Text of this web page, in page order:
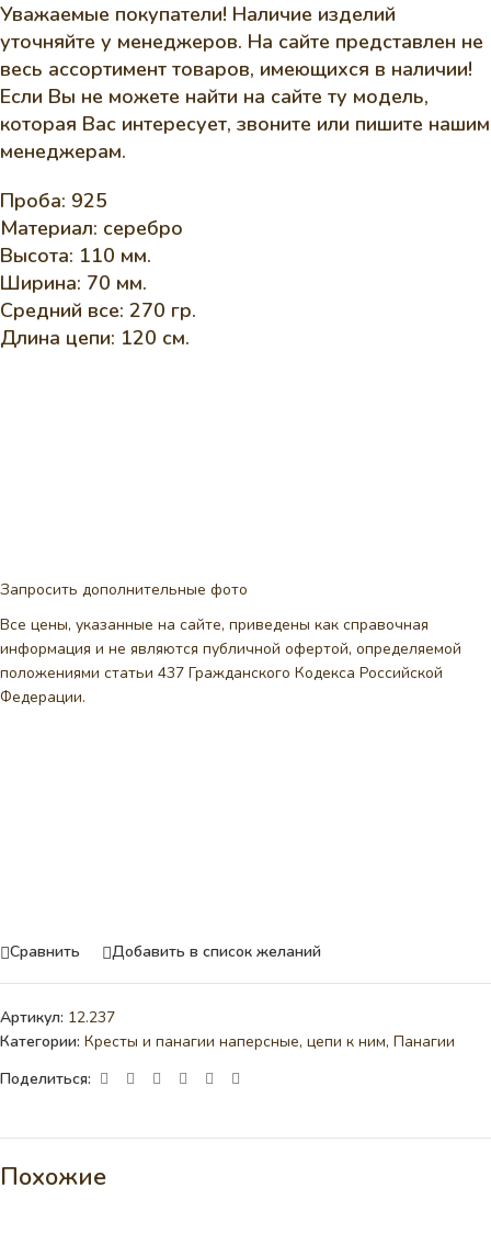
Уважаемые покупатели! Наличие изделий
уточняйте у менеджеров. На сайте представлен не
весь ассортимент товаров, имеющихся в наличии!
Если Вы не можете найти на сайте ту модель,
которая Вас интересует, звоните или пишите нашим
менеджерам.
Проба: 925
Материал: серебро
Высота: 110 мм.
Ширина: 70 мм.
Средний все: 270 гр.
Длина цепи: 120 см.
Запросить дополнительные фото
Все цены, указанные на сайте, приведены как справочная
информация и не являются публичной офертой, определяемой
положениями статьи 437 Гражданского Кодекса Российской
Федерации.
Сравнить Добавить в список желаний
Артикул: 12.237
Категории: Кресты и панагии наперсные, цепи к ним, Панагии
Поделиться:
Похожие